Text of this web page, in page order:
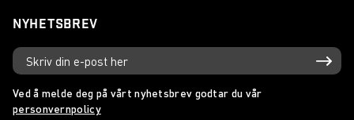
NYHETSBREV
Ved å melde deg på vårt nyhetsbrev godtar du vår
personvernpolicy